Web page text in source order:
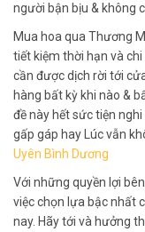
người bận bịu & không
Mua hoa qua Thương
tiết kiệm thời hạn và
cần được dịch rời tới
hàng bất kỳ khi nào &
đề này hết sức tiện
gấp gáp hay Lúc vẫn
Uyên Bình Dương
Với những quyền lợi
việc chọn lựa bậc nhất
nay. Hãy tới và hưởng